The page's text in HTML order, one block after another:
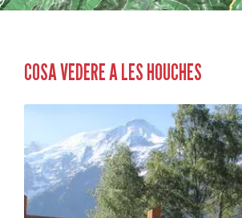
COSA VEDERE A LES HOUCHES